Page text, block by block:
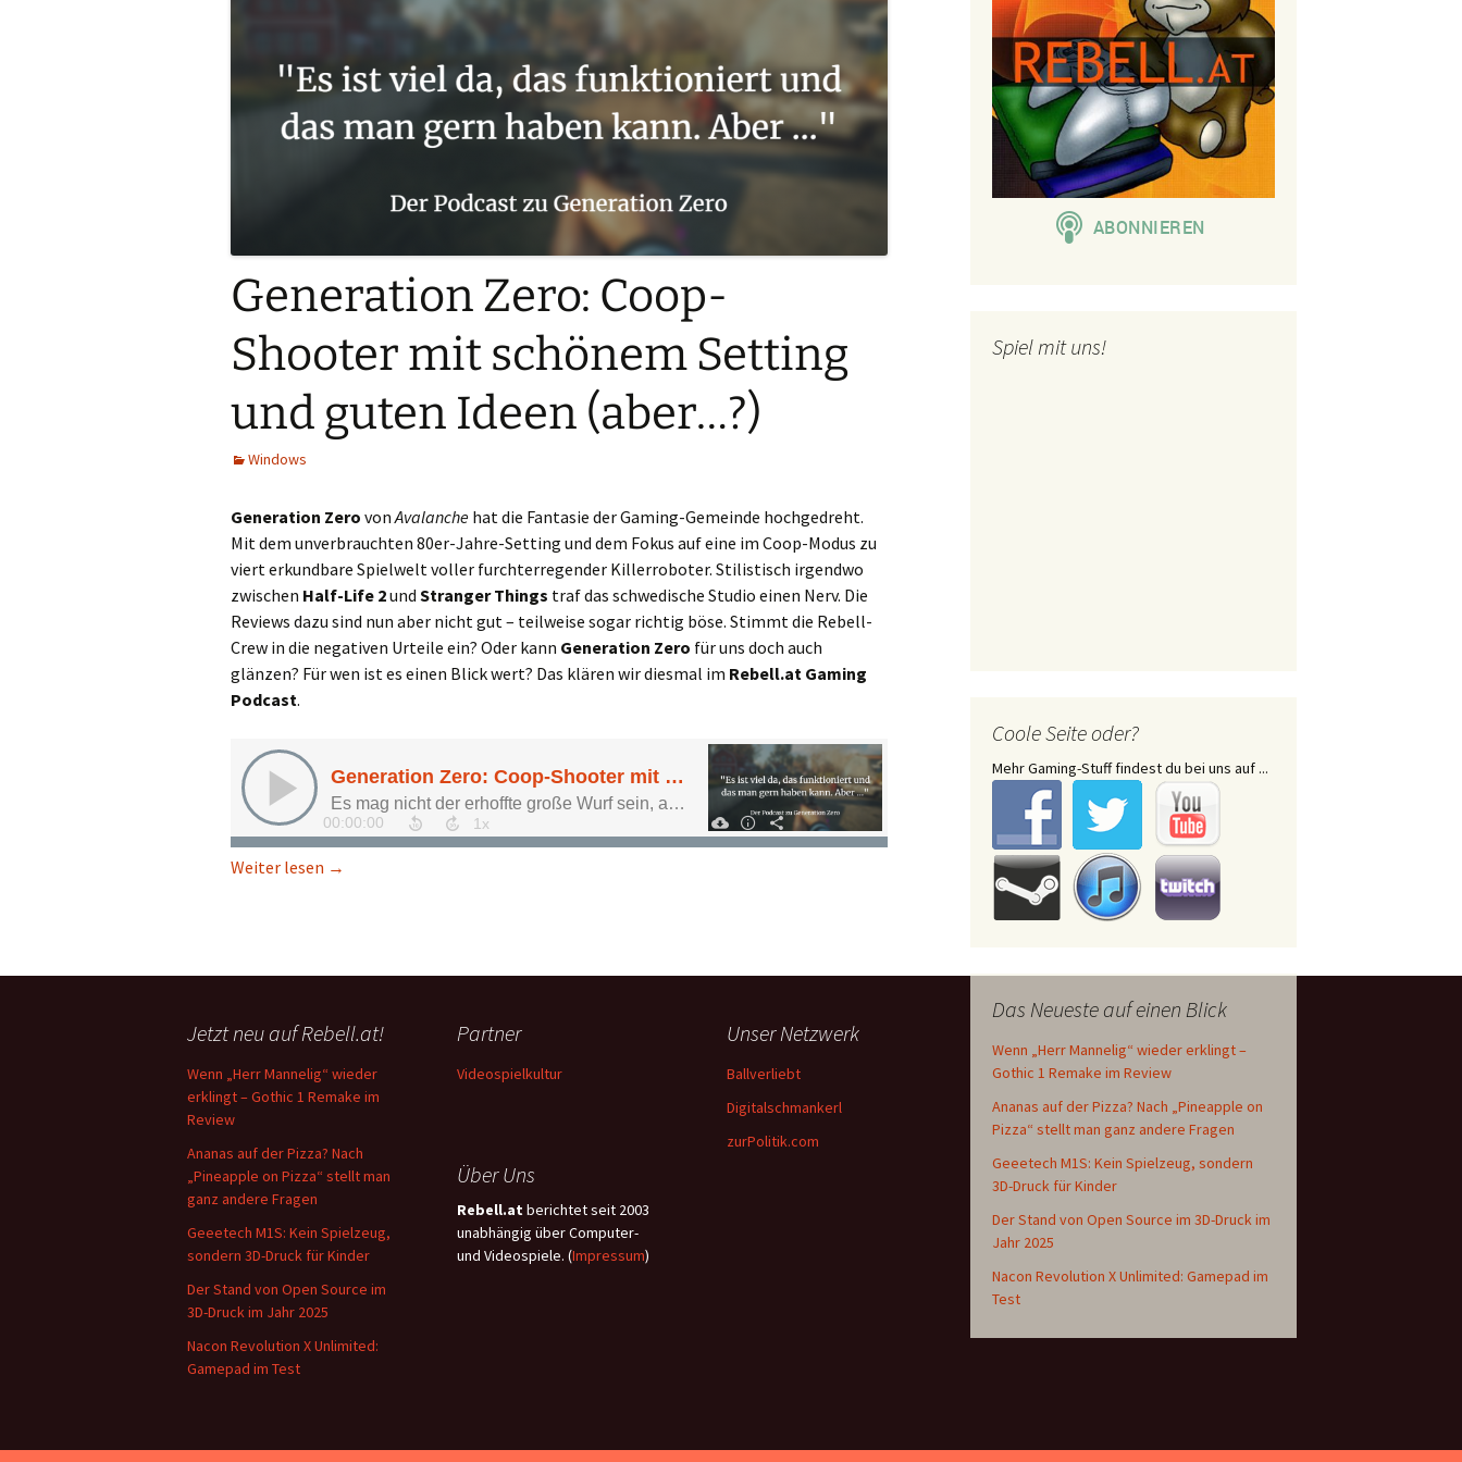
Generation Zero: Coop-
Shooter mit schönem Setting
und guten Ideen (aber…?)
Windows
Generation Zero vonAvalanche hat die Fantasie der Gaming-Gemeinde hochgedreht.
Mit dem unverbrauchten 80er-Jahre-Setting und dem Fokus auf eine im Coop-Modus zu
viert erkundbare Spielwelt voller furchterregender Killerroboter. Stilistisch irgendwo
zwischen Half-Life 2und Stranger Things traf das schwedische Studio einen Nerv. Die
Reviews dazu sind nun aber nicht gut – teilweise sogar richtig böse. Stimmt die Rebell-
Crew in die negativen Urteile ein? Oder kann Generation Zero für uns doch auch
glänzen? Für wen ist es einen Blick wert? Das klären wir diesmal im Rebell.at Gaming
Podcast.
Weiter lesen Generation Zero: Coop-Shooter mit schönem Setting und guten Ideen (aber…?)
→
Spiel mit uns!
Coole Seite oder?
Mehr Gaming-Stuff findest du bei uns auf ...
Das Neueste auf einen Blick
Wenn „Herr Mannelig“ wieder erklingt –
Gothic 1 Remake im Review
Ananas auf der Pizza? Nach „Pineapple on
Pizza“ stellt man ganz andere Fragen
Geeetech M1S: Kein Spielzeug, sondern
3D-Druck für Kinder
Der Stand von Open Source im 3D-Druck im
Jahr 2025
Nacon Revolution X Unlimited: Gamepad im
Test
Jetzt neu auf Rebell.at!
Wenn „Herr Mannelig“ wieder
erklingt – Gothic 1 Remake im
Review
Ananas auf der Pizza? Nach
„Pineapple on Pizza“ stellt man
ganz andere Fragen
Geeetech M1S: Kein Spielzeug,
sondern 3D-Druck für Kinder
Der Stand von Open Source im
3D-Druck im Jahr 2025
Nacon Revolution X Unlimited:
Gamepad im Test
Partner
Videospielkultur
Unser Netzwerk
Ballverliebt
Digitalschmankerl
zurPolitik.com
Über Uns
Rebell.at berichtet seit 2003
unabhängig über Computer-
und Videospiele. (Impressum)